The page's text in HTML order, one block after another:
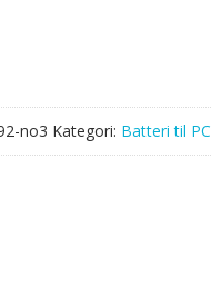
no3 Kategori: Batteri til PC